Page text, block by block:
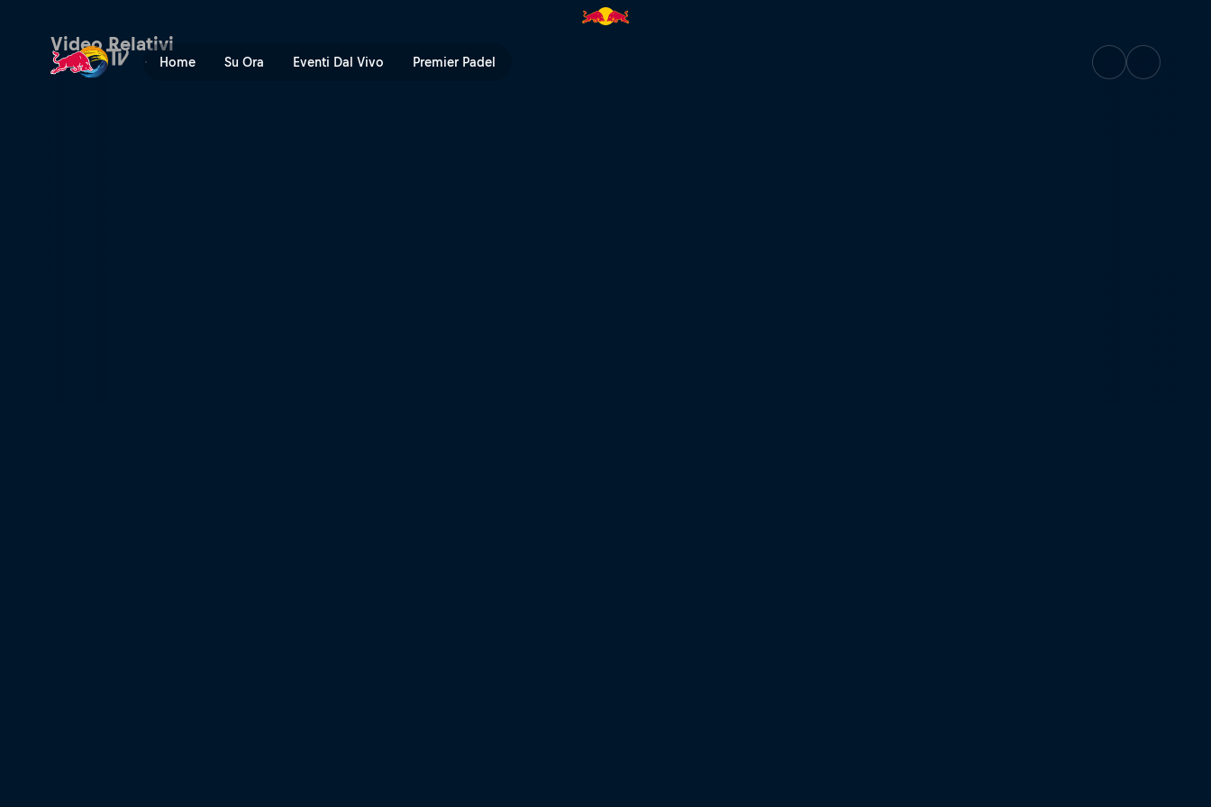
Home Su Ora Eventi Dal Vivo Premier Padel
Quarti di finale Campo Centrale – New Giza | Red Bull TV
Video Relativi